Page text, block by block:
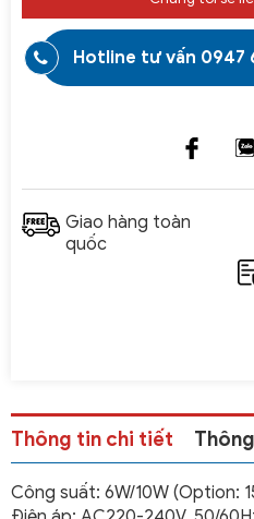
Hotline tư vấn 0947
Giao hàng toàn
quốc
Thông tin chi tiết
Công suất: 6W/10W (Option: